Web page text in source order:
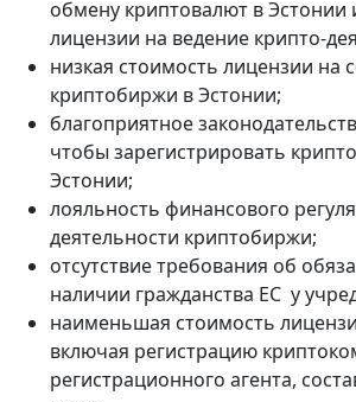
обмену криптовалют в Эстонии
лицензии на ведение крипто-
низкая стоимость лицензии на
криптобиржи в Эстонии;
благоприятное
чтобы зарегистрировать
Эстонии;
лояльность финансового
деятельности криптобиржи;
отсутствие требования об
наличии гражданства ЕС у
наименьшая стоимость
включая регистрацию
регистрационного агента,